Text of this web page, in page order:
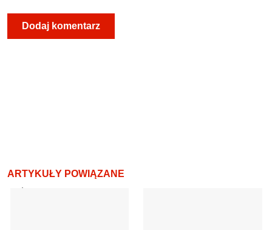
ARTYKUŁY POWIĄZANE